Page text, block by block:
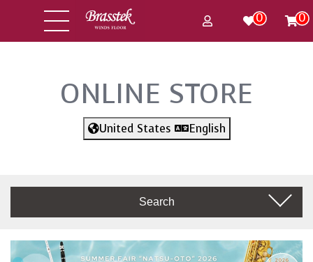
0 0
ONLINE STORE
United States English
Search